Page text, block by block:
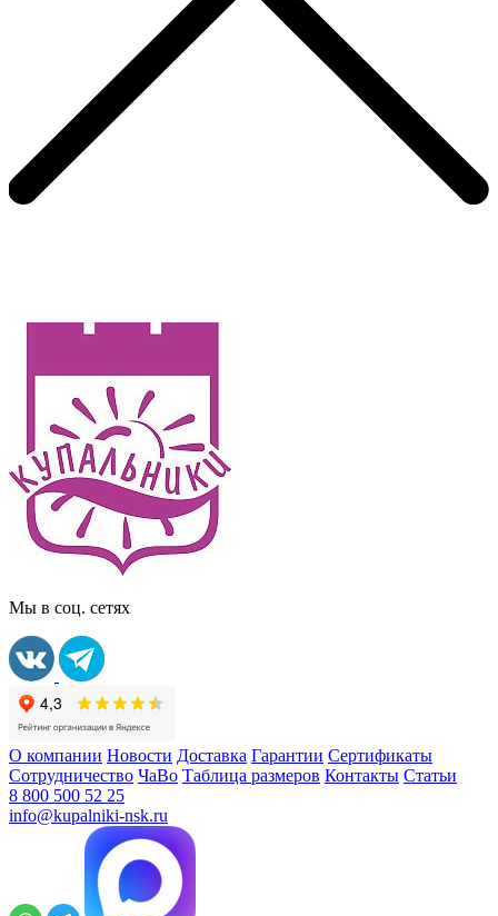
Мы в соц. сетях
О компании Новости Доставка Гарантии Сертификаты
Сотрудничество ЧаВо Таблица размеров Контакты Статьи
8 800 500 52 25
info@kupalniki-nsk.ru